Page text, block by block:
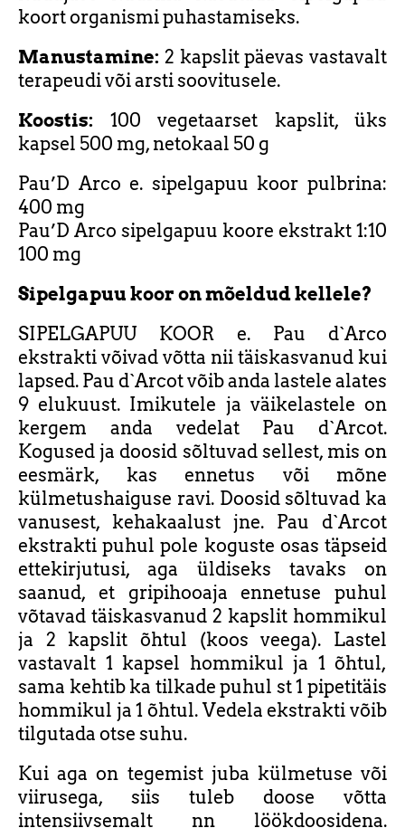
koort organismi puhastamiseks.
Manustamine: 2 kapslit päevas vastavalt
terapeudi või arsti soovitusele.
Koostis: 100 vegetaarset kapslit, üks
kapsel 500 mg, netokaal 50 g
Pau’D Arco e. sipelgapuu koor pulbrina:
400 mg
Pau’D Arco sipelgapuu koore ekstrakt 1:10
100 mg
Sipelgapuu koor on mõeldud kellele?
SIPELGAPUU KOOR e. Pau d`Arco
ekstrakti võivad võtta nii täiskasvanud kui
lapsed. Pau d`Arcot võib anda lastele alates
9 elukuust. Imikutele ja väikelastele on
kergem anda vedelat Pau d`Arcot.
Kogused ja doosid sõltuvad sellest, mis on
eesmärk, kas ennetus või mõne
külmetushaiguse ravi. Doosid sõltuvad ka
vanusest, kehakaalust jne. Pau d`Arcot
ekstrakti puhul pole koguste osas täpseid
ettekirjutusi, aga üldiseks tavaks on
saanud, et gripihooaja ennetuse puhul
võtavad täiskasvanud 2 kapslit hommikul
ja 2 kapslit õhtul (koos veega). Lastel
vastavalt 1 kapsel hommikul ja 1 õhtul,
sama kehtib ka tilkade puhul st 1 pipetitäis
hommikul ja 1 õhtul. Vedela ekstrakti võib
tilgutada otse suhu.
Kui aga on tegemist juba külmetuse või
viirusega, siis tuleb doose võtta
intensiivsemalt nn löökdoosidena.